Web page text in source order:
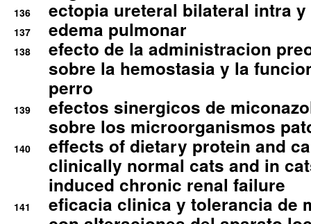
136 ectopia ureteral bilateral intra
137 edema pulmonar
138
efecto de la administracion
sobre la hemostasia y la
perro
139
efectos sinergicos de
sobre los microorganismos
140
effects of dietary protein and
clinically normal cats and in
induced chronic renal failure
141
eficacia clinica y tolerancia de